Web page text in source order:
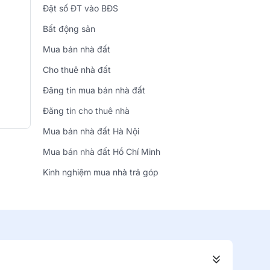
Đặt số ĐT vào BĐS
Bất động sản
Mua bán nhà đất
Cho thuê nhà đất
Đăng tin mua bán nhà đất
Đăng tin cho thuê nhà
Mua bán nhà đất Hà Nội
Mua bán nhà đất Hồ Chí Minh
Kinh nghiệm mua nhà trả góp